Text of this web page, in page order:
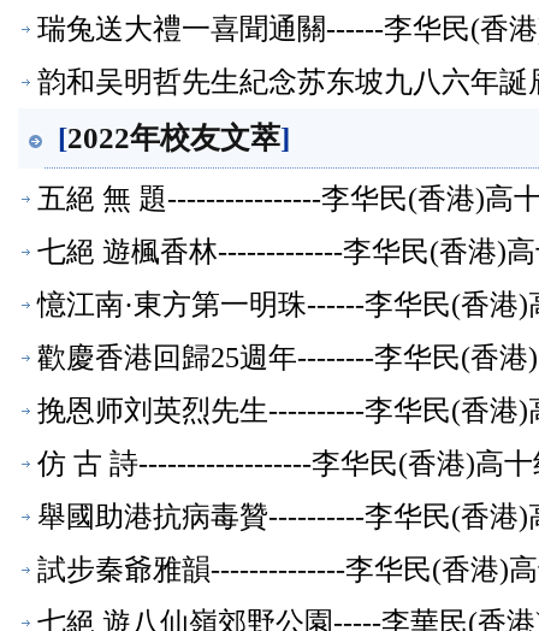
瑞兔送大禮一喜聞通關------李华民(香
韵和吴明哲先生紀念苏东坡九八六年
[2022年校友文萃]
五絕 無 題----------------李华民(香港)高
七絕 遊楓香林-------------李华民(香港)
憶江南·東方第一明珠------李华民(香港
歡慶香港回歸25週年--------李华民(香
挽恩师刘英烈先生----------李华民(香港
仿 古 詩------------------李华民(香港)高
舉國助港抗病毒贊----------李华民(香港
試步秦爺雅韻--------------李华民(香港)
七絕 遊八仙嶺郊野公園-----李華民(香